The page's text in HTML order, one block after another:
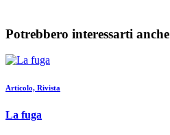
Potrebbero interessarti anche
Articolo, Rivista
La fuga